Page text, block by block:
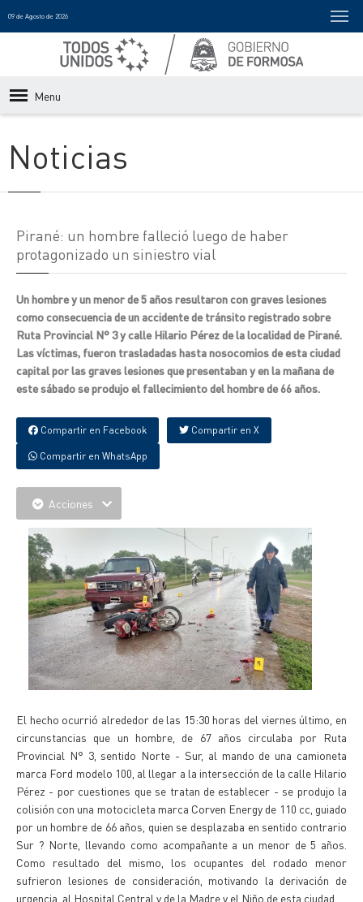
09 de Agosto de 2026
Menu
Noticias
Pirané: un hombre falleció luego de haber
protagonizado un siniestro vial
Un hombre y un menor de 5 años resultaron con graves lesiones
como consecuencia de un accidente de tránsito registrado sobre
Ruta Provincial N° 3 y calle Hilario Pérez de la localidad de Pirané.
Las víctimas, fueron trasladadas hasta nosocomios de esta ciudad
capital por las graves lesiones que presentaban y en la mañana de
este sábado se produjo el fallecimiento del hombre de 66 años.
Compartir en Facebook Compartir en X
Compartir en WhatsApp
Acciones
El hecho ocurrió alrededor de las 15:30 horas del viernes último, en
circunstancias que un hombre, de 67 años circulaba por Ruta
Provincial N° 3, sentido Norte - Sur, al mando de una camioneta
marca Ford modelo 100, al llegar a la intersección de la calle Hilario
Pérez - por cuestiones que se tratan de establecer - se produjo la
colisión con una motocicleta marca Corven Energy de 110 cc, guiado
por un hombre de 66 años, quien se desplazaba en sentido contrario
Sur ? Norte, llevando como acompañante a un menor de 5 años.
Como resultado del mismo, los ocupantes del rodado menor
sufrieron lesiones de consideración, motivando la derivación de
urgencia al Hospital Central y de la Madre y el Niño de esta ciudad.